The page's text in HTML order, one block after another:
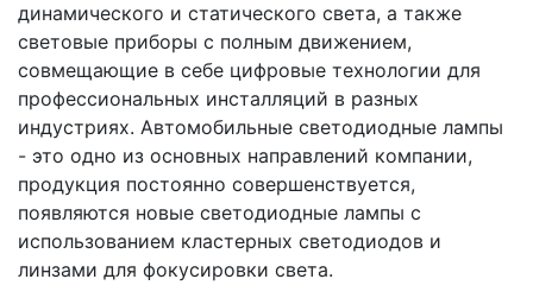
динамического и статического света, а также
световые приборы с полным движением,
совмещающие в себе цифровые технологии для
профессиональных инсталляций в разных
индустриях. Автомобильные светодиодные лампы
- это одно из основных направлений компании,
продукция постоянно совершенствуется,
появляются новые светодиодные лампы с
использованием кластерных светодиодов и
линзами для фокусировки света.